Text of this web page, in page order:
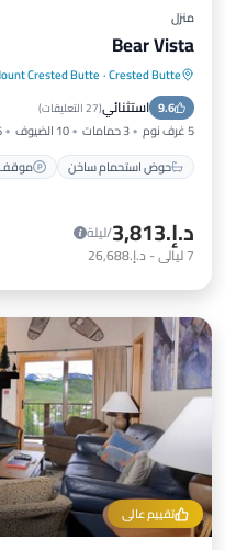
منزل
Bear Vista
Crested Butte
·
Crested Butte
9.6 استثنائي(27 التعليقات )
5 غرف نوم 3 حمامات 10 الضيوف
حوض استحمام ساخن
موقف
حوض استحمام ساخن
شرفة / تراس
د.إ.‏3,813
/ليلة
7ليالي- د.إ.‏26,688
تقييم عالي